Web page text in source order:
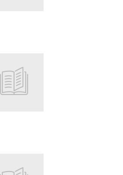
Root